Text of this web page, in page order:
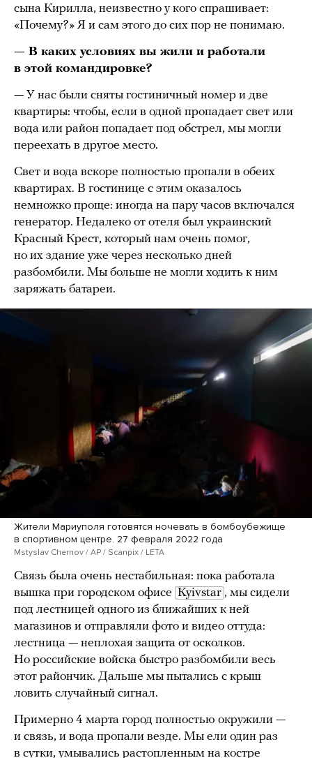
сына Кирилла, неизвестно у кого спрашивает:
«Почему?» Я и сам этого до сих пор не понимаю.
— В каких условиях вы жили и работали
в этой командировке?
— У нас были сняты гостиничный номер и две
квартиры: чтобы, если в одной пропадает свет или
вода или район попадает под обстрел, мы могли
переехать в другое место.
Свет и вода вскоре полностью пропали в обеих
квартирах. В гостинице с этим оказалось
немножко проще: иногда на пару часов включался
генератор. Недалеко от отеля был украинский
Красный Крест, который нам очень помог,
но их здание уже через несколько дней
разбомбили. Мы больше не могли ходить к ним
заряжать батареи.
Жители Мариуполя готовятся ночевать в бомбоубежище
в спортивном центре. 27 февраля 2022 года
Mstyslav Chernov / AP / Scanpix / LETA
Связь была очень нестабильная: пока работала
вышка при городском офисе Kyivstar , мы сидели
под лестницей одного из ближайших к ней
магазинов и отправляли фото и видео оттуда:
лестница — неплохая защита от осколков.
Но российские войска быстро разбомбили весь
этот райончик. Дальше мы пытались с крыш
ловить случайный сигнал.
Примерно 4 марта город полностью окружили —
и связь, и вода пропали везде. Мы ели один раз
в сутки, умывались растопленным на костре